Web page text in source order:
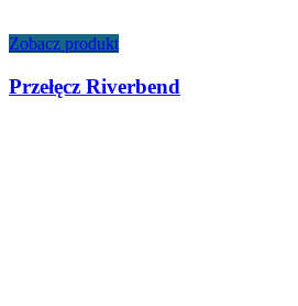
Zobacz produkt
Przełęcz Riverbend